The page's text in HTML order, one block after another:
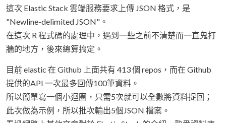
這次 Elastic Stack 雲端服務要求上傳 JSON 格式，是
"Newline-delimited JSON"。
在這次 R 程式碼的處理中，遇到一些之前不清楚而一直鬼打
牆的地方，後來總算搞定。
目前 elastic 在 Github 上面共有 413 個 repos，而在 Github
提供的API 一次最多回傳100筆資料。
所以簡單寫一個小迴圈，只需5次就可以全數將資料捉回；
此次做為示例，所以批次輸出5個JSON 檔案。